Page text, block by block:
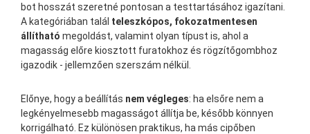
bot hosszát szeretné pontosan a testtartásához igazítani.
A kategóriában talál teleszkópos, fokozatmentesen
állítható megoldást, valamint olyan típust is, ahol a
magasság előre kiosztott furatokhoz és rögzítőgombhoz
igazodik - jellemzően szerszám nélkül.
Előnye, hogy a beállítás nem végleges: ha elsőre nem a
legkényelmesebb magasságot állítja be, később könnyen
korrigálható. Ez különösen praktikus, ha más cipőben